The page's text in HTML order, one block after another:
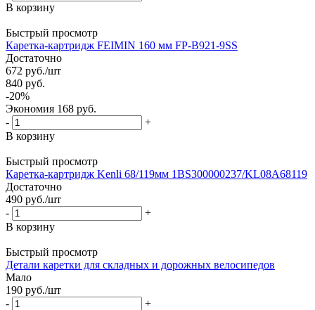
В корзину
Быстрый просмотр
Каретка-картридж FEIMIN 160 мм FP-B921-9SS
Достаточно
672 руб./шт
840 руб.
-20%
Экономия 168 руб.
-
+
В корзину
Быстрый просмотр
Каретка-картридж Kenli 68/119мм 1BS300000237/KL08A68119
Достаточно
490 руб./шт
-
+
В корзину
Быстрый просмотр
Детали каретки для складных и дорожных велосипедов
Мало
190 руб./шт
-
+